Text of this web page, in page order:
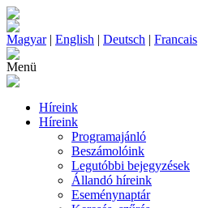
Magyar| English | Deutsch | Francais
Menü
Híreink
Híreink
Programajánló
Beszámolóink
Legutóbbi bejegyzések
Állandó híreink
Eseménynaptár